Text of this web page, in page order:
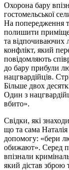
Охорона бару
гостомельської
На попередження
полишити
та відпочиваючих
конфлікт, який
повідомляють
до бару прибули
нацгвардійців.
Більше двох
Один з
вбито».
Свідки, які
що та сама
допомогу: «бери
обижают». Серед
впізнали
який дістав зброю